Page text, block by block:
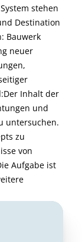
stehen
Destination

neuer
Inhalt der
und
untersuchen.
zu
von
Aufgabe ist